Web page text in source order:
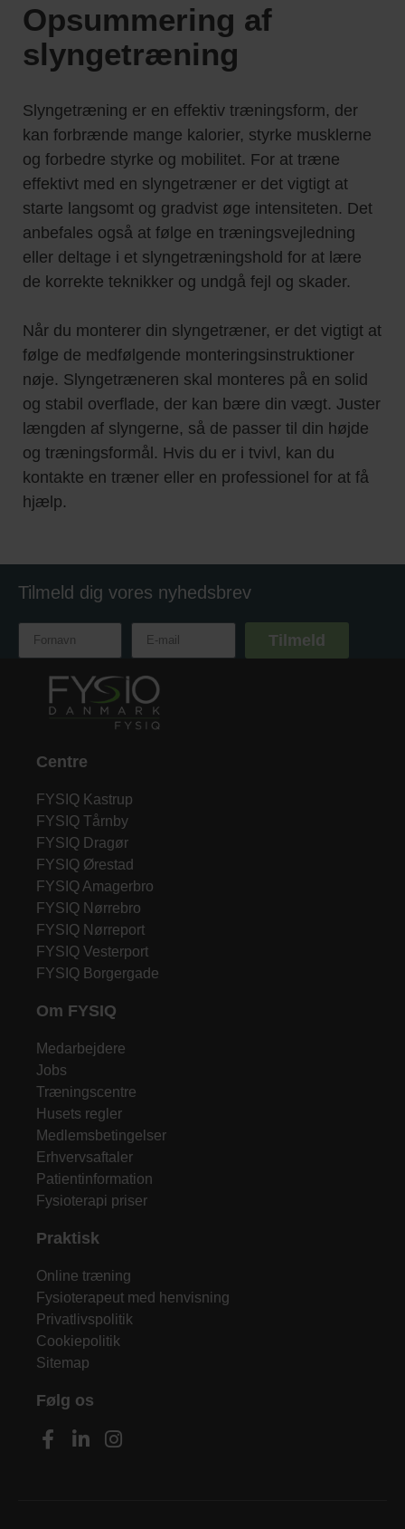
Opsummering af
slyngetræning
Slyngetræning er en effektiv træningsform, der
kan forbrænde mange kalorier, styrke musklerne
og forbedre styrke og mobilitet. For at træne
effektivt med en slyngetræner er det vigtigt at
starte langsomt og gradvist øge intensiteten. Det
anbefales også at følge en træningsvejledning
eller deltage i et slyngetræningshold for at lære
de korrekte teknikker og undgå fejl og skader.
Når du monterer din slyngetræner, er det vigtigt at
følge de medfølgende monteringsinstruktioner
nøje. Slyngetræneren skal monteres på en solid
og stabil overflade, der kan bære din vægt. Juster
længden af slyngerne, så de passer til din højde
og træningsformål. Hvis du er i tvivl, kan du
kontakte en træner eller en professionel for at få
hjælp.
Tilmeld dig vores nyhedsbrev
Tilmeld
Centre
FYSIQ Kastrup
FYSIQ Tårnby
FYSIQ Dragør
FYSIQ Ørestad
FYSIQ Amagerbro
FYSIQ Nørrebro
FYSIQ Nørreport
FYSIQ Vesterport
FYSIQ Borgergade
Om FYSIQ
Medarbejdere
Jobs
Træningscentre
Husets regler
Medlemsbetingelser
Erhvervsaftaler
Patientinformation
Fysioterapi priser
Praktisk
Online træning
Fysioterapeut med henvisning
Privatlivspolitik
Cookiepolitik
Sitemap
Følg os